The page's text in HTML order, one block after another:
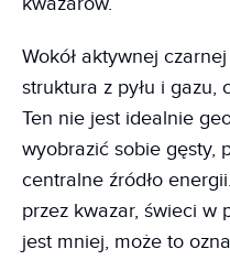
Wokół aktywnej
struktura z pyłu i gazu,
Ten nie jest idealnie
wyobrazić sobie gęsty,
centralne źródło
przez kwazar, świeci w
jest mniej, może to